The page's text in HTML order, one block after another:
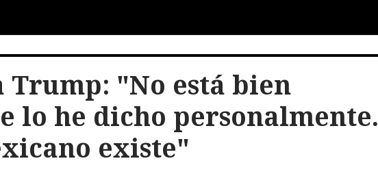
Trump: "No está bien
lo he dicho personalmente.
existe"